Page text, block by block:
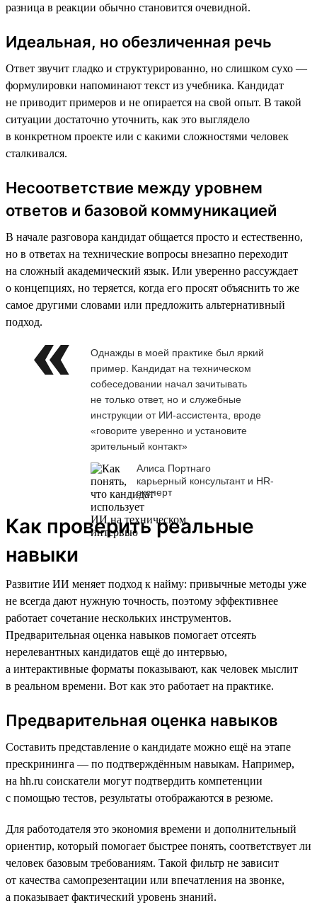
разница в реакции обычно становится очевидной.
Идеальная, но обезличенная речь
Ответ звучит гладко и структурированно, но слишком сухо —
формулировки напоминают текст из учебника. Кандидат
не приводит примеров и не опирается на свой опыт. В такой
ситуации достаточно уточнить, как это выглядело
в конкретном проекте или с какими сложностями человек
сталкивался.
Несоответствие между уровнем
ответов и базовой коммуникацией
В начале разговора кандидат общается просто и естественно,
но в ответах на технические вопросы внезапно переходит
на сложный академический язык. Или уверенно рассуждает
о концепциях, но теряется, когда его просят объяснить то же
самое другими словами или предложить альтернативный
подход.
Однажды в моей практике был яркий
пример. Кандидат на техническом
собеседовании начал зачитывать
не только ответ, но и служебные
инструкции от ИИ-ассистента, вроде
«говорите уверенно и установите
зрительный контакт»
Алиса Портнаго
карьерный консультант и HR-
эксперт
Как проверить реальные
навыки
Развитие ИИ меняет подход к найму: привычные методы уже
не всегда дают нужную точность, поэтому эффективнее
работает сочетание нескольких инструментов.
Предварительная оценка навыков помогает отсеять
нерелевантных кандидатов ещё до интервью,
а интерактивные форматы показывают, как человек мыслит
в реальном времени. Вот как это работает на практике.
Предварительная оценка навыков
Составить представление о кандидате можно ещё на этапе
прескрининга — по подтверждённым навыкам. Например,
на hh.ru соискатели могут подтвердить компетенции
с помощью тестов, результаты отображаются в резюме.
Для работодателя это экономия времени и дополнительный
ориентир, который помогает быстрее понять, соответствует ли
человек базовым требованиям. Такой фильтр не зависит
от качества самопрезентации или впечатления на звонке,
а показывает фактический уровень знаний.